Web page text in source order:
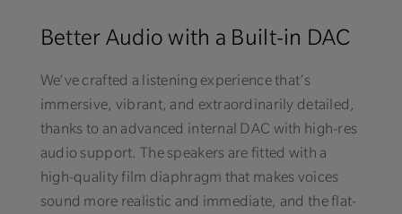
Better Audio with a Built-in DAC
We’ve crafted a listening experience that’s
immersive, vibrant, and extraordinarily detailed,
thanks to an advanced internal DAC with high-res
audio support. The speakers are fitted with a
high-quality film diaphragm that makes voices
sound more realistic and immediate, and the flat-